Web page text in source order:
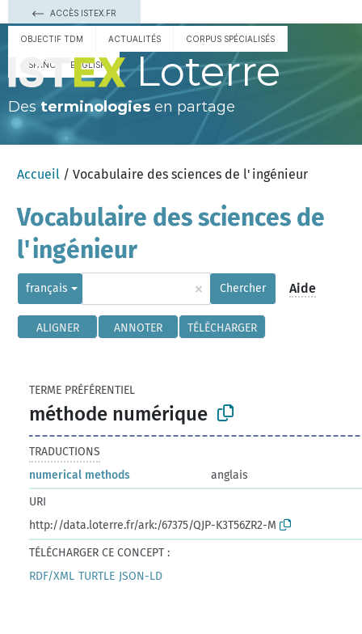
ACCÈS ISTEX.FR
OBJECTIF TDM ACTUALITÉS CORPUS SPÉCIALISÉS
ESPAÑOL ENGLISH Loterre
Des terminologies en partage
Accueil / Vocabulaire des sciences de l'ingénieur
Vocabulaire des sciences de
l'ingénieur
français × Chercher Aide
ALIGNER ANNOTER TÉLÉCHARGER
TERME PRÉFÉRENTIEL
méthode numérique
TRADUCTIONS
numerical methods
anglais
URI
http://data.loterre.fr/ark:/67375/QJP-K3T56ZR2-M
TÉLÉCHARGER CE CONCEPT :
RDF/XML TURTLE JSON-LD